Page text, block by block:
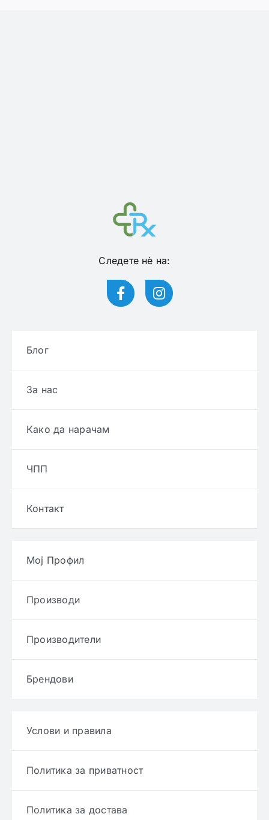
Следете нѐ на:
Блог
За нас
Како да нарачам
ЧПП
Контакт
Мој Профил
Производи
Производители
Брендови
Услови и правила
Политика за приватност
Политика за достава